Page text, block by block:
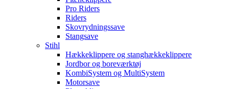
Pro Riders
Riders
Skovrydningssave
Stangsave
Stihl
Hækkeklippere og stanghækkeklippere
Jordbor og boreværktøj
KombiSystem og MultiSystem
Motorsave